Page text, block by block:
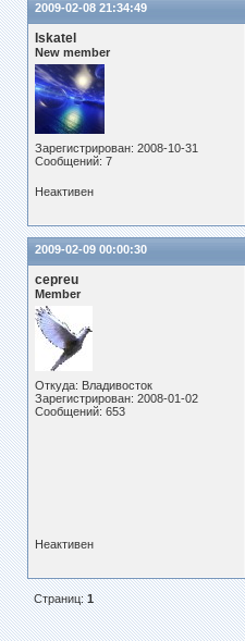
2009-02-08 21:34:49
Iskatel
New member
Зарегистрирован: 2008-10-31
Сообщений: 7
Неактивен
2009-02-09 00:00:30
cepreu
Member
Откуда: Владивосток
Зарегистрирован: 2008-01-02
Сообщений: 653
Неактивен
Страниц:1